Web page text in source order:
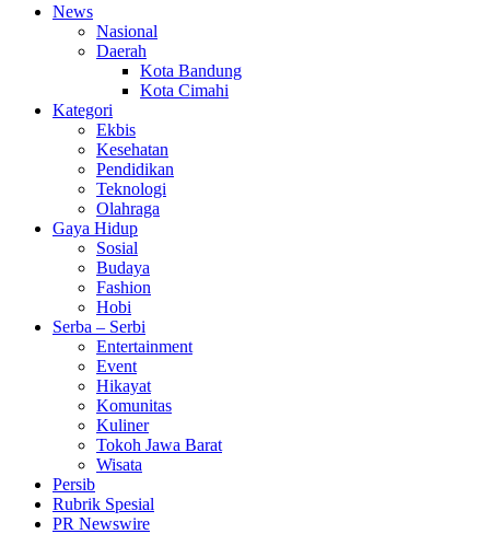
News
Nasional
Daerah
Kota Bandung
Kota Cimahi
Kategori
Ekbis
Kesehatan
Pendidikan
Teknologi
Olahraga
Gaya Hidup
Sosial
Budaya
Fashion
Hobi
Serba – Serbi
Entertainment
Event
Hikayat
Komunitas
Kuliner
Tokoh Jawa Barat
Wisata
Persib
Rubrik Spesial
PR Newswire